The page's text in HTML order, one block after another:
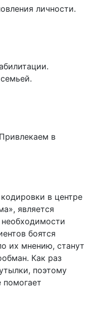
личности.
в
в центре
является
боятся
их мнению, станут
Как раз
поэтому
помогает